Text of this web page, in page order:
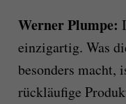
Werner Plumpe:
einzigartig. Was
besonders macht,
rückläufige